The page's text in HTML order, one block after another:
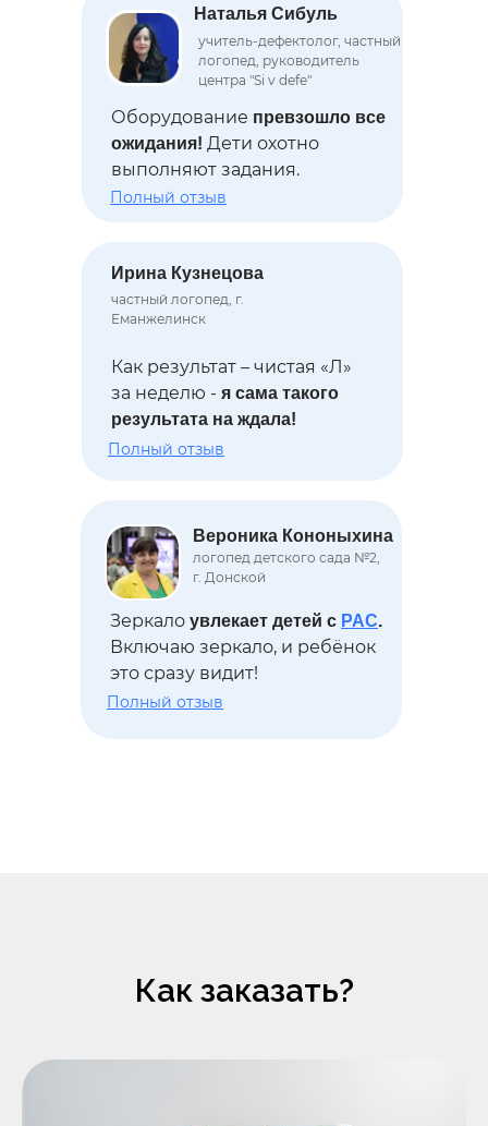
Оборудование превзошло все
ожидания! Дети охотно
выполняют задания.
Зеркало увлекает детей с РАС.
Включаю зеркало, и ребёнок
это сразу видит!
Как результат – чистая «Л»
за неделю - я сама такого
результата на ждала!
Наталья Сибуль
учитель-дефектолог, частный
логопед, руководитель
центра "Si v defe"
Вероника Кононыхина
логопед детского сада №2,
г. Донской
Ирина Кузнецова
частный логопед, г.
Еманжелинск
Полный отзыв
Полный отзыв
Полный отзыв
Как заказать?